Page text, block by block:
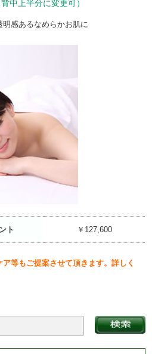
中上半分に変更可）
感あるなめらかお肌に
ト ￥127,600
等もご提案させて頂きます。詳しく